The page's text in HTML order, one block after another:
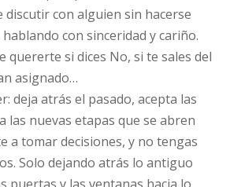
discutir con alguien sin hacerse
con sinceridad y cariño.
quererte si dices No, si te sales del
asignado…
deja atrás el pasado, acepta las
las nuevas etapas que se abren
a tomar decisiones, y no tengas
Solo dejando atrás lo antiguo